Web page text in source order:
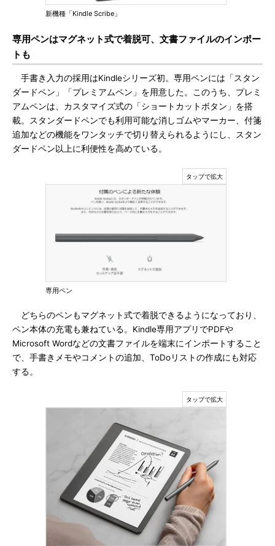
新機種「Kindle Scribe」
専用ペンはマグネット式で着脱可、文書ファイルのインポー
トも
手書き入力の採用はKindleシリーズ初。専用ペンには「スタン
ダードペン」「プレミアムペン」を用意した。このうち、プレミ
アムペンは、カスタマイズ式の「ショートカットボタン」を搭
載。スタンダードペンでも利用可能な消しゴムやマーカー、付箋
追加などの機能をワンタッチで切り替えられるようにし、スタン
ダードペン以上に利便性を高めている。
専用ペン
どちらのペンもマグネット式で着脱できるようになっており、
ペン本体の充電も兼ねている。Kindle専用アプリでPDFや
Microsoft Wordなどの文書ファイルを端末にインポートすること
で、手書きメモやコメントの追加、ToDoリストの作成にも対応
する。